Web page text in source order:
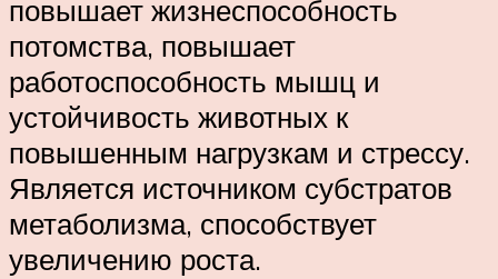
повышает жизнеспособность
потомства, повышает
работоспособность мышц и
устойчивость животных к
повышенным нагрузкам и стрессу.
Является источником субстратов
метаболизма, способствует
увеличению роста.